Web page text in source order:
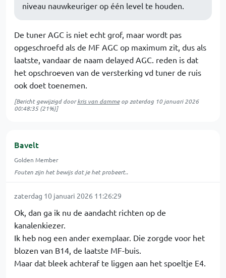
niveau nauwkeuriger op één level te houden.
De tuner AGC is niet echt grof, maar wordt pas
opgeschroefd als de MF AGC op maximum zit, dus als
laatste, vandaar de naam delayed AGC. reden is dat
het opschroeven van de versterking vd tuner de ruis
ook doet toenemen.
[Bericht gewijzigd doorkris van dammeop zaterdag 10 januari 2026
00:48:35(21%)]
Bavelt
Golden Member
Fouten zijn het bewijs dat je het probeert..
zaterdag 10 januari 2026 11:26:29
Ok, dan ga ik nu de aandacht richten op de
kanalenkiezer.
Ik heb nog een ander exemplaar. Die zorgde voor het
blozen van B14, de laatste MF-buis.
Maar dat bleek achteraf te liggen aan het spoeltje E4.